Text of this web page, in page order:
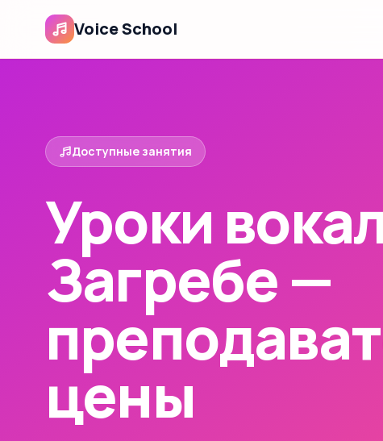
Voice School
Доступные занятия
Уроки
Загребе —
цены